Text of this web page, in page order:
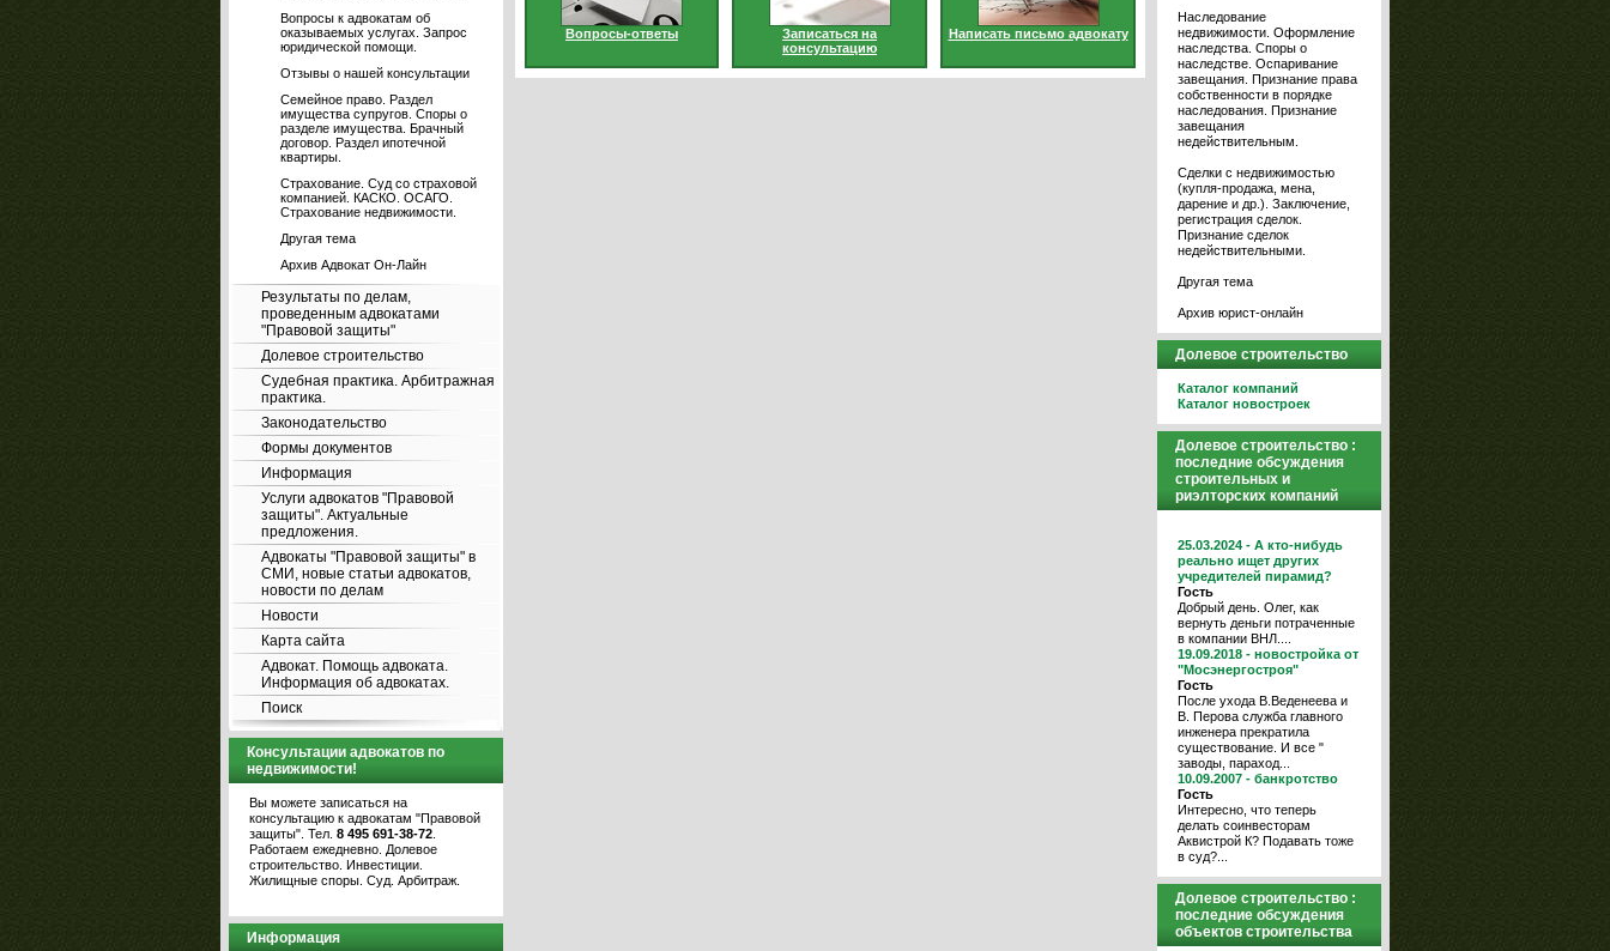
Вопросы к адвокатам об
оказываемых услугах. Запрос
юридической помощи.
Отзывы о нашей консультации
Семейное право. Раздел
имущества супругов. Споры о
разделе имущества. Брачный
договор. Раздел ипотечной
квартиры.
Страхование. Суд со страховой
компанией. КАСКО. ОСАГО.
Страхование недвижимости.
Другая тема
Архив Адвокат Он-Лайн
Результаты по делам,
проведенным адвокатами
"Правовой защиты"
Долевое строительство
Судебная практика. Арбитражная
практика.
Законодательство
Формы документов
Информация
Услуги адвокатов "Правовой
защиты". Актуальные
предложения.
Адвокаты "Правовой защиты" в
СМИ, новые статьи адвокатов,
новости по делам
Новости
Карта сайта
Адвокат. Помощь адвоката.
Информация об адвокатах.
Поиск
Консультации адвокатов по
недвижимости!
Вы можете записаться на
консультацию к адвокатам "Правовой
защиты". Тел. 8 495 691-38-72
Работаем ежедневно. Долевое
строительство. Инвестиции.
Жилищные споры. Суд. Арбитраж.
Информация
Вопросы-ответы
Записаться на
консультацию
Написать письмо адвокату
Наследование
недвижимости. Оформление
наследства. Споры о
наследстве. Оспаривание
завещания. Признание права
собственности в порядке
наследования. Признание
завещания
недействительным.
Сделки с недвижимостью
(купля-продажа, мена,
дарение и др.). Заключение,
регистрация сделок.
Признание сделок
недействительными.
Другая тема
Архив юрист-онлайн
Долевое строительство
Каталог компаний
Каталог новостроек
Долевое строительство :
последние обсуждения
строительных и
риэлторских компаний
25.03.2024 - А кто-нибудь
реально ищет других
учредителей пирамид?
Гость
Добрый день. Олег, как
вернуть деньги потраченные
в компании ВНЛ....
19.09.2018 - новостройка от
"Мосэнергостроя"
Гость
После ухода В.Веденеева и
В. Перова служба главного
инженера прекратила
существование. И все "
заводы, параход...
10.09.2007 - банкротство
Гость
Интересно, что теперь
делать соинвесторам
Аквистрой К? Подавать тоже
в суд?...
Долевое строительство :
последние обсуждения
объектов строительства